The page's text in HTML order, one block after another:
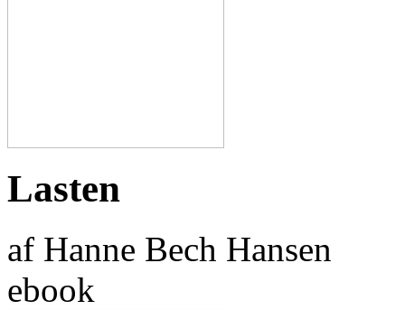
Lasten
af Hanne Bech Hansen
ebook